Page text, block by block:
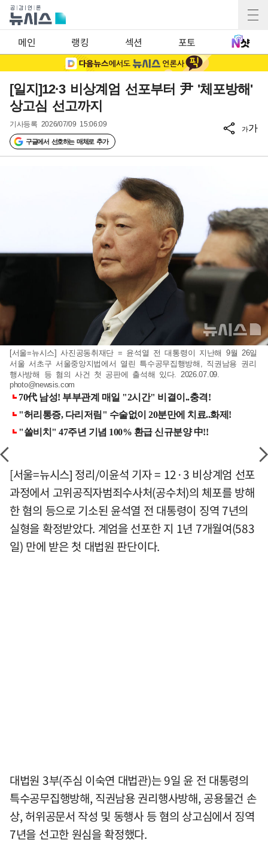
메인 랭킹 섹션 포토
[일지]12·3 비상계엄 선포부터 尹 '체포방해'
상고심 선고까지
기사등록 2026/07/09 15:06:09
구글에서 선호하는 매체로 추가
가가
[서울=뉴시스] 사진공동취재단 = 윤석열 전 대통령이 지난해 9월 26일
서울 서초구 서울중앙지법에서 열린 특수공무집행방해, 직권남용 권리
행사방해 등 혐의 사건 첫 공판에 출석해 있다. 2026.07.09.
photo@newsis.com
[서울=뉴시스] 정리/이윤석 기자 = 12·3 비상계엄 선포
과정에서 고위공직자범죄수사처(공수처)의 체포를 방해
한 혐의 등으로 기소된 윤석열 전 대통령이 징역 7년의
실형을 확정받았다. 계엄을 선포한 지 1년 7개월여(583
일) 만에 받은 첫 대법원 판단이다.
대법원 3부(주심 이숙연 대법관)는 9일 윤 전 대통령의
특수공무집행방해, 직권남용 권리행사방해, 공용물건 손
상, 허위공문서 작성 및 동행사 등 혐의 상고심에서 징역
7년을 선고한 원심을 확정했다.